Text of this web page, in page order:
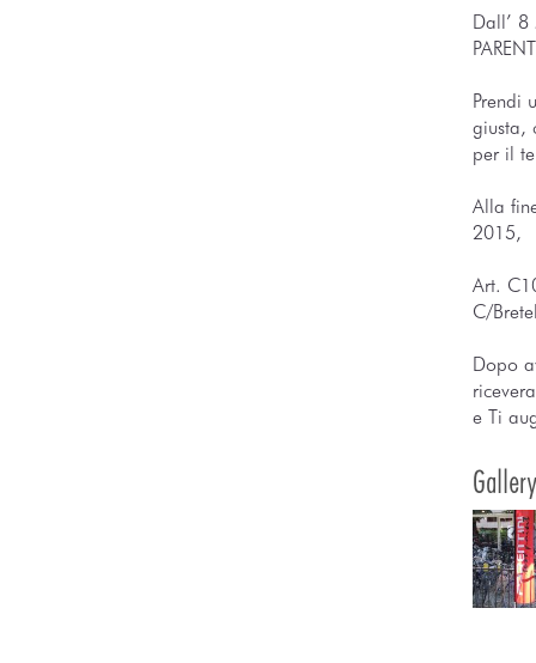
Dall’ 8
Prendi
giusta,
per il
Alla
2015,
Art.
C/
Dopo
e Ti
Gallery